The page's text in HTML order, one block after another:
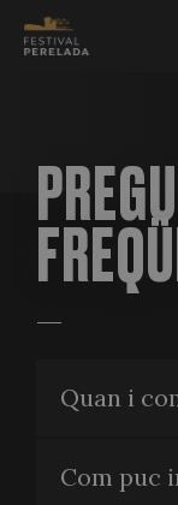
Quan i
Com puc